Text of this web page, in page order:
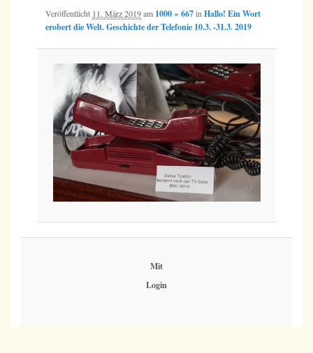
Veröffentlicht 11. März 2019am 1000 × 667in Hallo! Ein Wort
erobert die Welt. Geschichte der Telefonie 10.3. -31.3. 2019
Mit
Login